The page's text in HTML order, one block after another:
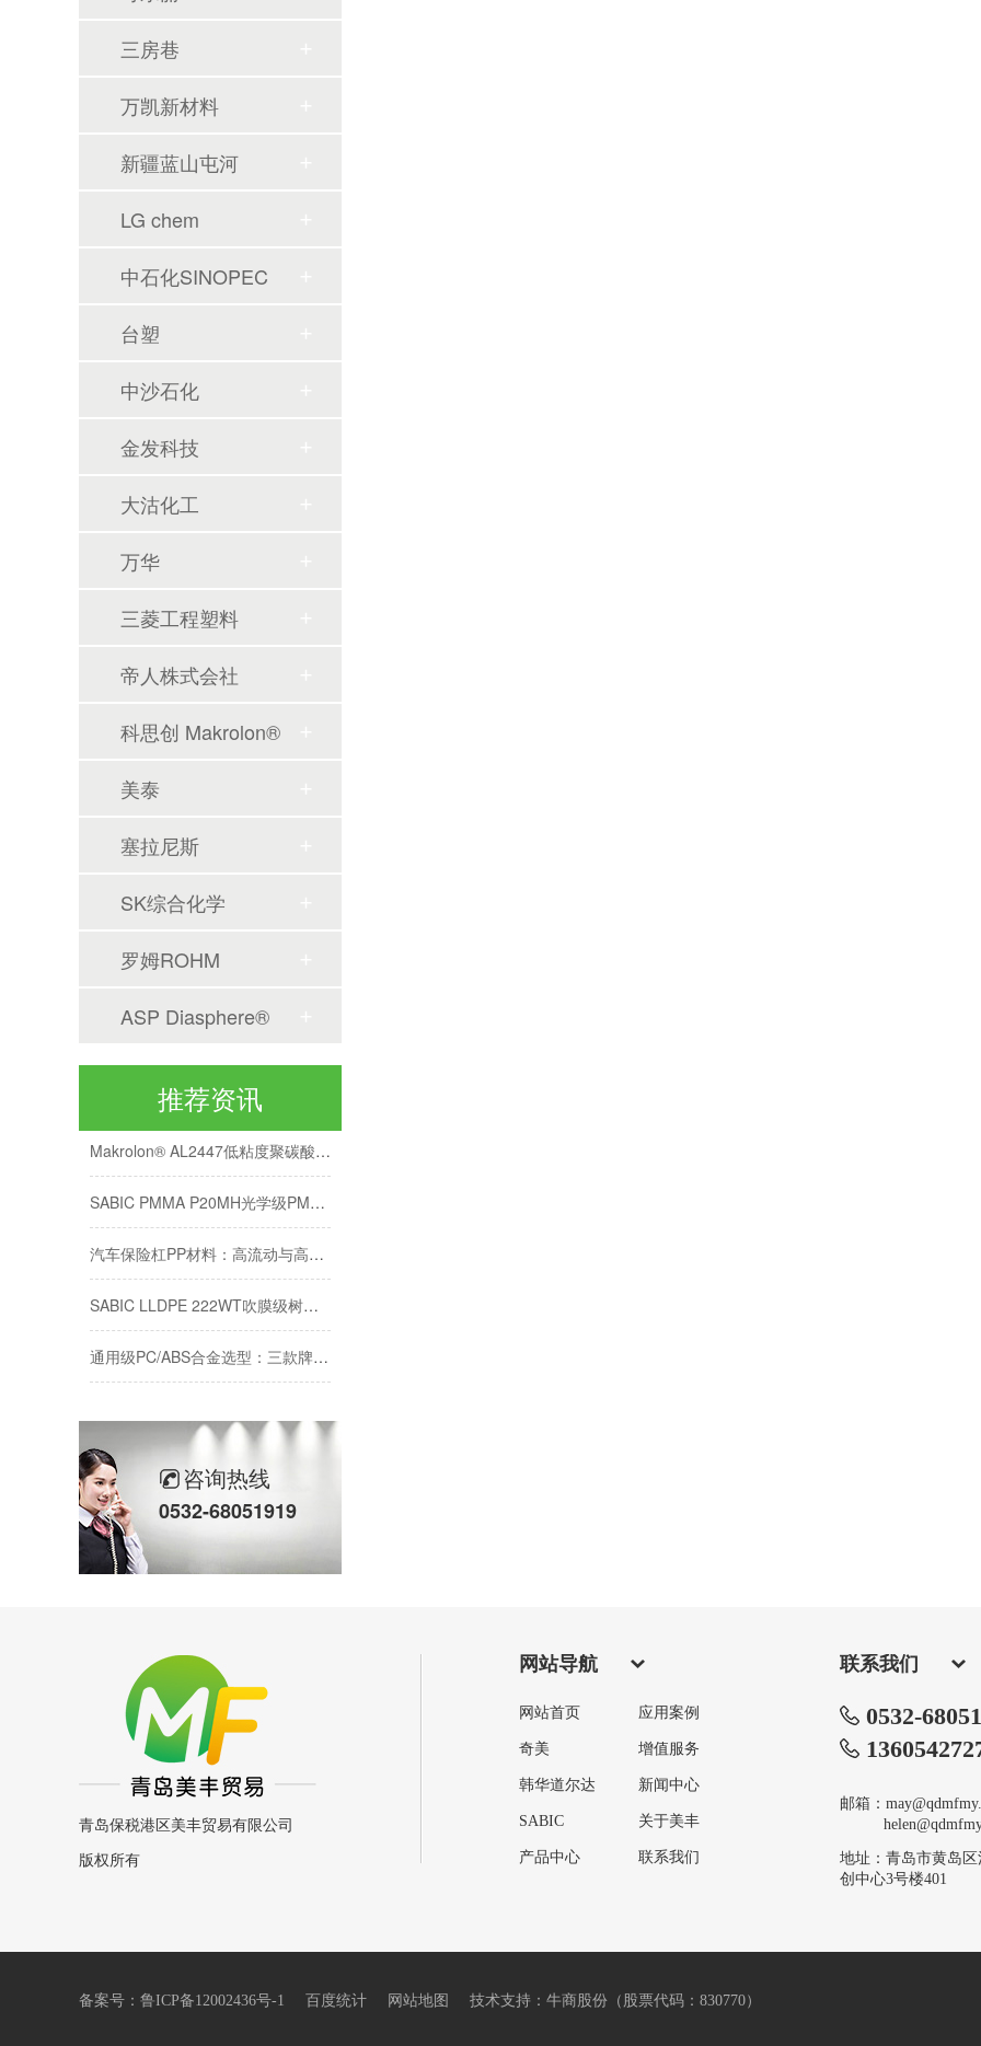
三房巷
万凯新材料
新疆蓝山屯河
LG chem
中石化SINOPEC
台塑
中沙石化
金发科技
大沽化工
万华
三菱工程塑料
帝人株式会社
科思创 Makrolon®
美泰
塞拉尼斯
SK综合化学
罗姆ROHM
ASP Diasphere®
推荐资讯
Makrolon® AL2447低粘度聚碳酸酯在车灯透镜中的性能优势解析
咨询热线
0532-68051919
青岛保税港区美丰贸易有限公司
版权所有
网站导航
网站首页 应用案例
奇美 增值服务
韩华道尔达 新闻中心
SABIC 关于美丰
产品中心 联系我们
联系我们
0532-
邮箱：
地址：青岛市黄岛
创中心3号楼401
备案号： 鲁ICP备12002436号-1 百度统计 网站地图 技术支持：牛商股份（股票代码：830770）